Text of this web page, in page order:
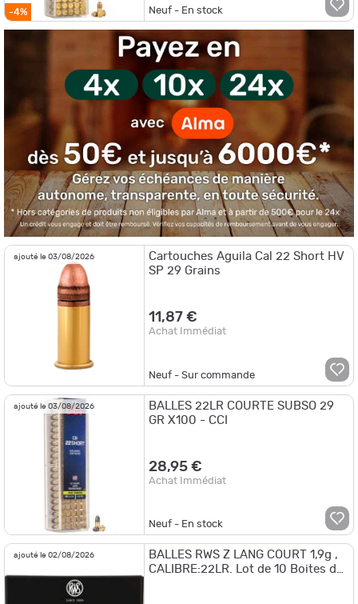
-4% Neuf - En stock
ajouté le 03/08/2026
Cartouches Aguila Cal 22 Short HV
SP 29 Grains
11,87 €
Achat Immédiat
Neuf - Sur commande
ajouté le 03/08/2026
BALLES 22LR COURTE SUBSO 29
GR X100 - CCI
28,95 €
Achat Immédiat
Neuf - En stock
ajouté le 02/08/2026
BALLES RWS Z LANG COURT 1,9g ,
CALIBRE:22LR. Lot de 10 Boites de